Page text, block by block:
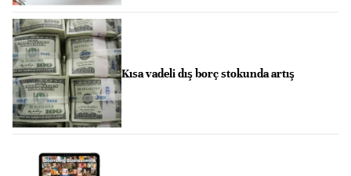
Kısa vadeli dış borç stokunda artış